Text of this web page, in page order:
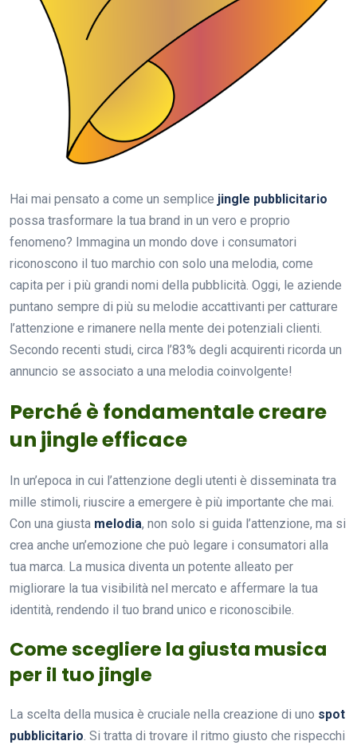
Hai mai pensato a come un semplice jingle pubblicitario
possa trasformare la tua brand in un vero e proprio
fenomeno? Immagina un mondo dove i consumatori
riconoscono il tuo marchio con solo una melodia, come
capita per i più grandi nomi della pubblicità. Oggi, le aziende
puntano sempre di più su melodie accattivanti per catturare
l’attenzione e rimanere nella mente dei potenziali clienti.
Secondo recenti studi, circa l’83% degli acquirenti ricorda un
annuncio se associato a una melodia coinvolgente!
Perché è fondamentale creare
un jingle efficace
In un’epoca in cui l’attenzione degli utenti è disseminata tra
mille stimoli, riuscire a emergere è più importante che mai.
Con una giusta melodia, non solo si guida l’attenzione, ma si
crea anche un’emozione che può legare i consumatori alla
tua marca. La musica diventa un potente alleato per
migliorare la tua visibilità nel mercato e affermare la tua
identità, rendendo il tuo brand unico e riconoscibile.
Come scegliere la giusta musica
per il tuo jingle
La scelta della musica è cruciale nella creazione di uno spot
pubblicitario. Si tratta di trovare il ritmo giusto che rispecchi